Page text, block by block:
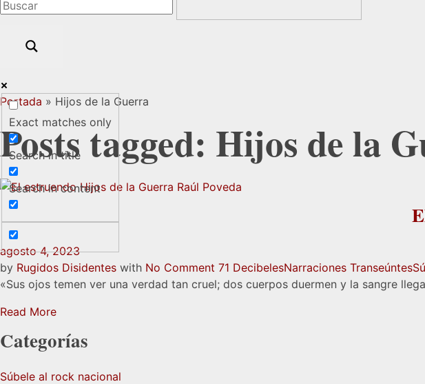
Exact matches only
Search in title
Search in content
Portada » Hijos de la Guerra
Posts tagged: Hijos de la
agosto 4, 2023
by Rugidos Disidentes with No Comment 71 DecibelesNarraciones Transeúntes
«Sus ojos temen ver una verdad tan cruel; dos cuerpos duermen y la sangre
Read More
Categorías
Súbele al rock nacional